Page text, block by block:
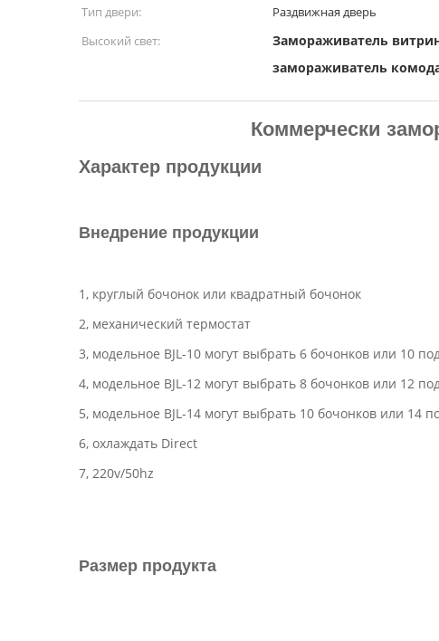
Тип двери:
Раздвижная дверь
Высокий свет:
Замораживатель
замораживатель
Коммерчески
Характер продукции
Внедрение продукции
1, круглый бочонок или квадратный бочонок
2, механический термостат
3, модельное BJL-10 могут выбрать 6 бочонков или 10
4, модельное BJL-12 могут выбрать 8 бочонков или 12
5, модельное BJL-14 могут выбрать 10 бочонков или 14
6, охлаждать Direct
7, 220v/50hz
Размер продукта